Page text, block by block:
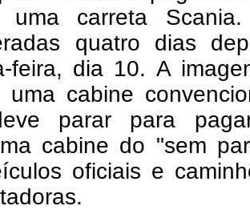
carreta
quatro dias
feira, dia 10.A
cabine
parar para
cabine do "sem
oficiais e